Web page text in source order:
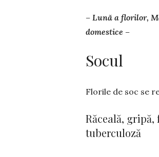
– Lună a florilor,
domestice –
Socul
Florile de soc se
Răceală,
tuberculoză